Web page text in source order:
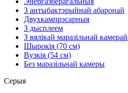
З антыбактэрыйнай абаронай
Двухкампрэсарныя
З дысплеем
З вялікай маразільнай камерай
Шырокія (70 см)
Вузкія (54 см)
Без маразільнай камеры
Серыя